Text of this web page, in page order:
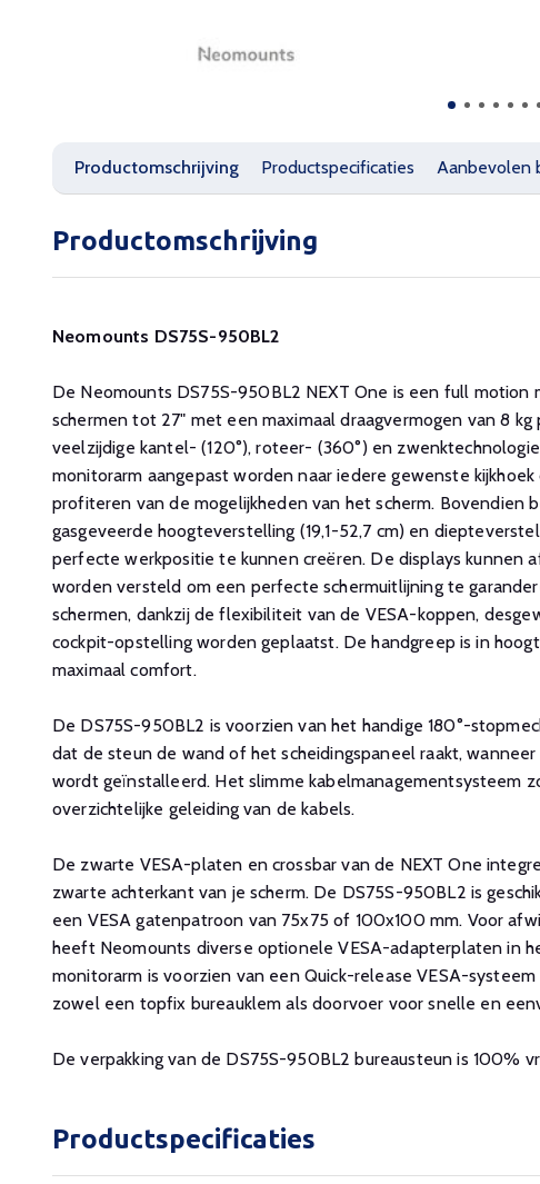
Productomschrijving Productspecificaties Aanbevolen
Productomschrijving
Neomounts DS75S-950BL2
De Neomounts DS75S-950BL2 NEXT One is een full motion
schermen tot 27" met een maximaal draagvermogen van 8 kg
veelzijdige kantel- (120°), roteer- (360°) en zwenktechnologie
monitorarm aangepast worden naar iedere gewenste
profiteren van de mogelijkheden van het scherm. Bovendien
gasgeveerde hoogteverstelling (19,1-52,7 cm) en
perfecte werkpositie te kunnen creëren. De displays kunnen
worden versteld om een perfecte schermuitlijning te
schermen, dankzij de flexibiliteit van de VESA-koppen,
cockpit-opstelling worden geplaatst. De handgreep is in
maximaal comfort.
De DS75S-950BL2 is voorzien van het handige 180°-
dat de steun de wand of het scheidingspaneel raakt,
wordt geïnstalleerd. Het slimme kabelmanagementsysteem
overzichtelijke geleiding van de kabels.
De zwarte VESA-platen en crossbar van de NEXT One
zwarte achterkant van je scherm. De DS75S-950BL2 is
een VESA gatenpatroon van 75x75 of 100x100 mm. Voor
heeft Neomounts diverse optionele VESA-adapterplaten in
monitorarm is voorzien van een Quick-release VESA-
zowel een topfix bureauklem als doorvoer voor snelle en
De verpakking van de DS75S-950BL2 bureausteun is 100%
Productspecificaties